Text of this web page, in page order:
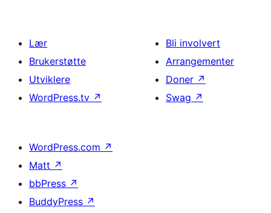
Lær
Brukerstøtte
Utviklere
WordPress.tv ↗
Bli involvert
Arrangementer
Doner ↗
Swag ↗
WordPress.com ↗
Matt ↗
bbPress ↗
BuddyPress ↗